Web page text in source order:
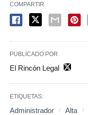
COMPARTIR
PUBLICADO POR
El Rincón Legal
ETIQUETAS:
Administrador Alta